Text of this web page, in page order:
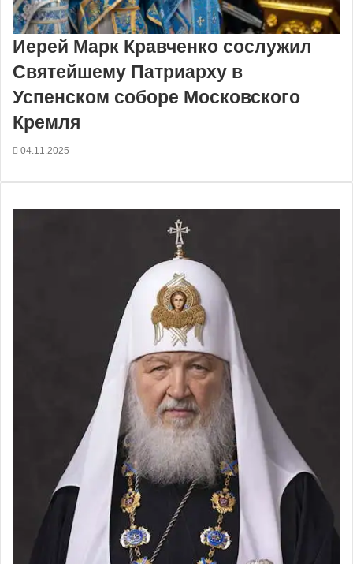
Иерей Марк Кравченко сослужил
Святейшему Патриарху в
Успенском соборе Московского
Кремля
04.11.2025